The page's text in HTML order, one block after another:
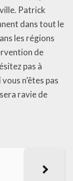
Patrick
dans tout le
les régions
de
pas à
n’êtes pas
ravie de